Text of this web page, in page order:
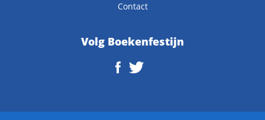
Contact
Volg Boekenfestijn